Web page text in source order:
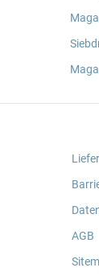
AGB